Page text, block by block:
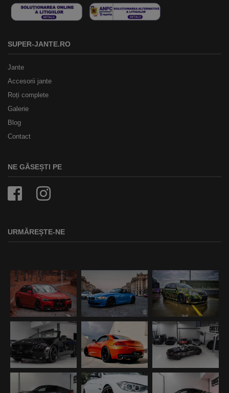
SUPER-JANTE.RO
Jante
Accesorii jante
Roți complete
Galerie
Blog
Contact
NE GĂSEȘTI PE
URMĂREȘTE-NE